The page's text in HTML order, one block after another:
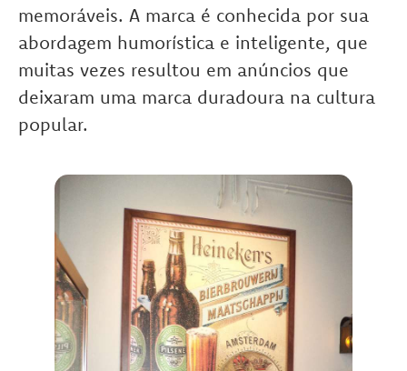
memoráveis. A marca é conhecida por sua
abordagem humorística e inteligente, que
muitas vezes resultou em anúncios que
deixaram uma marca duradoura na cultura
popular.